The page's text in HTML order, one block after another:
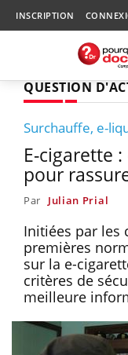
INSCRIPTION
QUESTION
Surchauffe, e-
E-cigarette
pour
Par Julian Prial
Initiées par les
premières
sur la e-
critères de
meilleure